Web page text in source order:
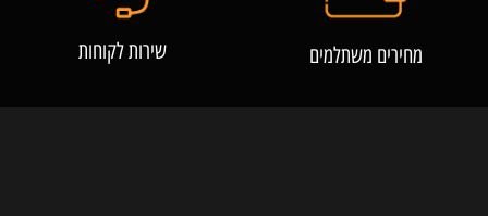
מחירים משתלמים שירות לקוחות